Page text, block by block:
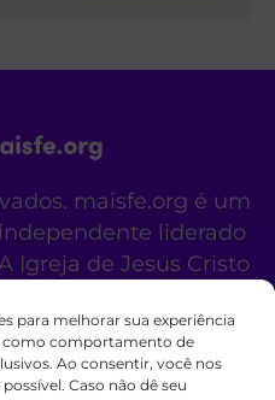
para melhorar sua experiência
como comportamento de
Ao consentir, você nos
Caso não dê seu
maisfe.org é um
liderado
Igreja de Jesus Cristo
da organização
acima.
Políticas de Cookies